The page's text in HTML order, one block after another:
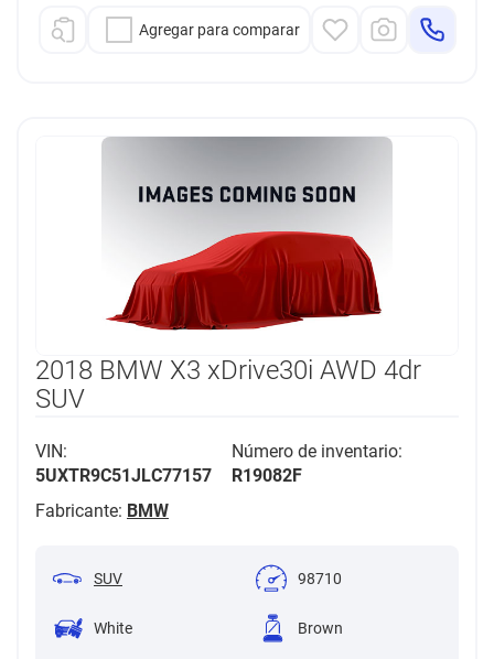
Agregar para comparar
2018 BMW X3 xDrive30i AWD 4dr
SUV
VIN:
5UXTR9C51JLC77157
Número de inventario:
R19082F
Fabricante: BMW
SUV 98710
White Brown